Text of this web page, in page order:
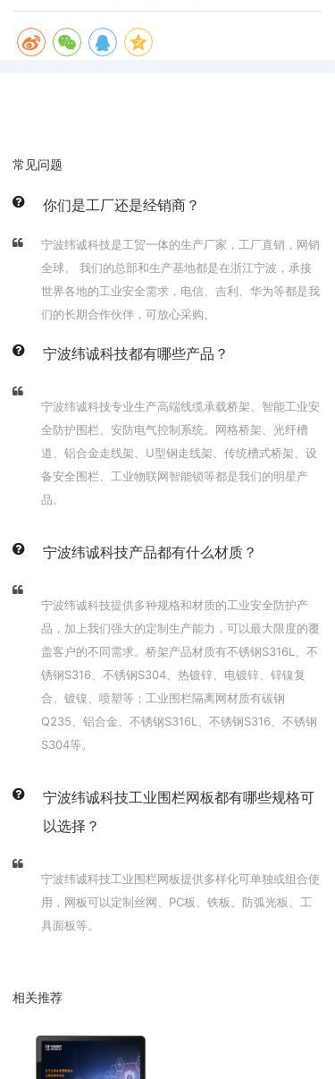
常见问题
你们是工厂还是经销商？
宁波纬诚科技是工贸一体的生产厂家，工厂直销，网销
全球。 我们的总部和生产基地都是在浙江宁波，承接
世界各地的工业安全需求，电信、吉利、华为等都是我
们的长期合作伙伴，可放心采购。
宁波纬诚科技都有哪些产品？
宁波纬诚科技专业生产高端线缆承载桥架、智能工业安
全防护围栏、安防电气控制系统。网格桥架、光纤槽
道、铝合金走线架、U型钢走线架、传统槽式桥架、设
备安全围栏、工业物联网智能锁等都是我们的明星产
品。
宁波纬诚科技产品都有什么材质？
宁波纬诚科技提供多种规格和材质的工业安全防护产
品，加上我们强大的定制生产能力，可以最大限度的覆
盖客户的不同需求。桥架产品材质有不锈钢S316L、不
锈钢S316、不锈钢S304、热镀锌、电镀锌、锌镍复
合、镀镍、喷塑等；工业围栏隔离网材质有碳钢
Q235、铝合金、不锈钢S316L、不锈钢S316、不锈钢
S304等。
宁波纬诚科技工业围栏网板都有哪些规格可
以选择？
宁波纬诚科技工业围栏网板提供多样化可单独或组合使
用，网板可以定制丝网、PC板、铁板、防弧光板、工
具面板等。
相关推荐